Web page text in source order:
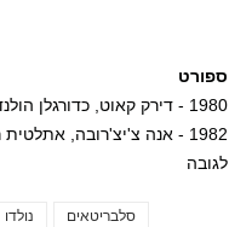
ספורט
1980 - דירק קאוט, כדורגלן הולנדי
1982 - אנה צ'יצ'רובה,
לגובה
נולדו
סלבריטאים